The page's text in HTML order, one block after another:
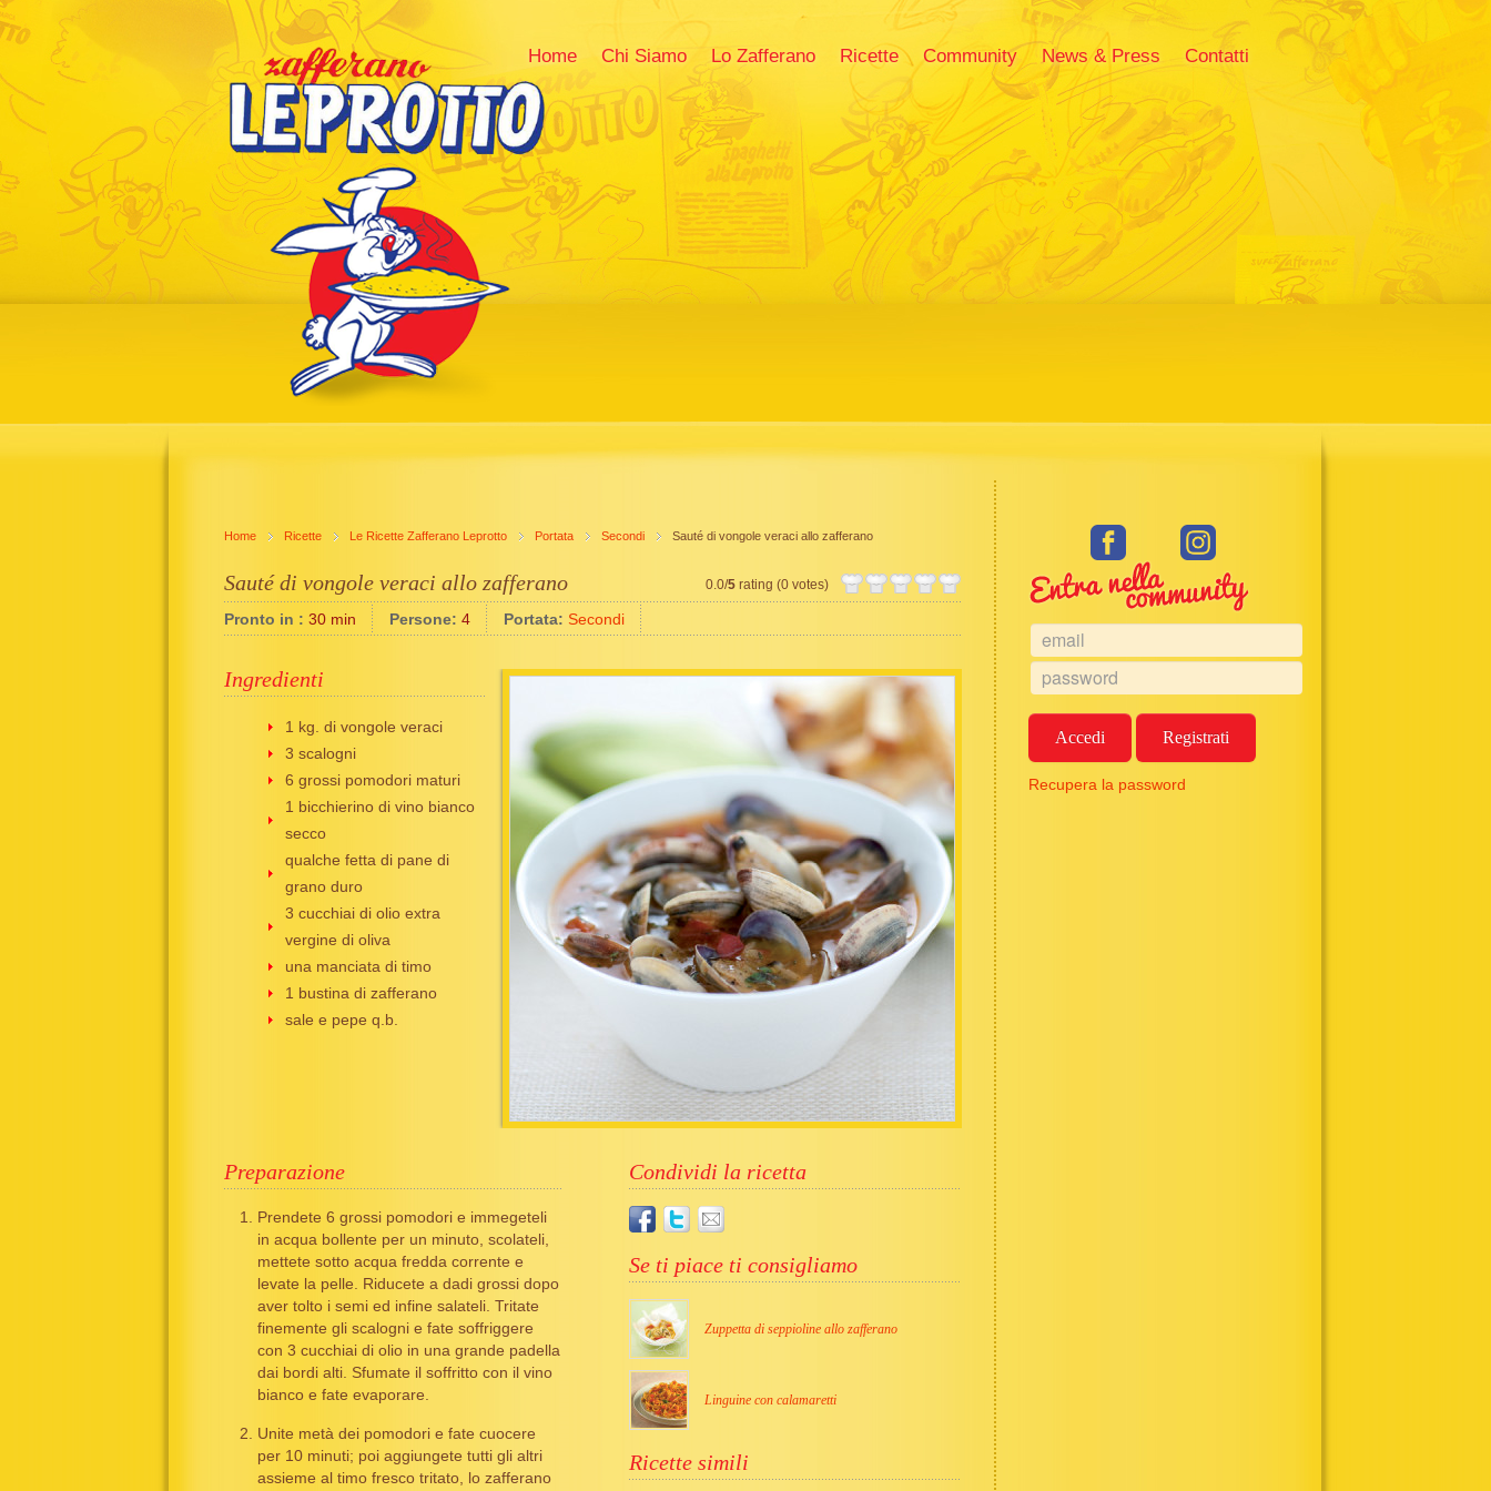
Home Chi Siamo Lo Zafferano Ricette Community News & Press Contatti
Home Ricette Le Ricette Zafferano Leprotto Portata Secondi Sauté di vongole veraci allo zafferano
Sauté di vongole veraci allo zafferano 0.0/5 rating (0 votes)
Pronto in : 30 min Persone: 4 Portata: Secondi
Ingredienti
1 kg. di vongole veraci
3 scalogni
6 grossi pomodori maturi
1 bicchierino di vino bianco
secco
qualche fetta di pane di
grano duro
3 cucchiai di olio extra
vergine di oliva
una manciata di timo
1 bustina di zafferano
sale e pepe q.b.
Condividi la ricetta
Se ti piace ti consigliamo
Zuppetta di seppioline allo zafferano
Linguine con calamaretti
Ricette simili
Preparazione
Prendete 6 grossi pomodori e immegeteli
in acqua bollente per un minuto, scolateli,
mettete sotto acqua fredda corrente e
levate la pelle. Riducete a dadi grossi dopo
aver tolto i semi ed infine salateli. Tritate
finemente gli scalogni e fate soffriggere
con 3 cucchiai di olio in una grande padella
dai bordi alti. Sfumate il soffritto con il vino
bianco e fate evaporare.
Unite metà dei pomodori e fate cuocere
per 10 minuti; poi aggiungete tutti gli altri
assieme al timo fresco tritato, lo zafferano
Accedi Registrati
Recupera la password